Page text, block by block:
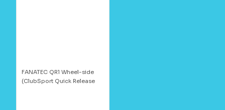
FANATEC QR1 Wheel-side
(ClubSport Quick Release